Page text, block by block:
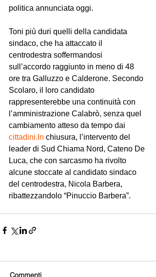
politica annunciata oggi.
Toni più duri quelli della candidata
sindaco, che ha attaccato il
centrodestra soffermandosi
sull’accordo raggiunto in meno di 48
ore tra Galluzzo e Calderone. Secondo
Scolaro, il loro candidato
rappresenterebbe una continuità con
l’amministrazione Calabrò, senza quel
cambiamento atteso da tempo dai
cittadini.In chiusura, l’intervento del
leader di Sud Chiama Nord, Cateno De
Luca, che con sarcasmo ha rivolto
alcune stoccate al candidato sindaco
del centrodestra, Nicola Barbera,
ribattezzandolo “Pinuccio Barbera”.